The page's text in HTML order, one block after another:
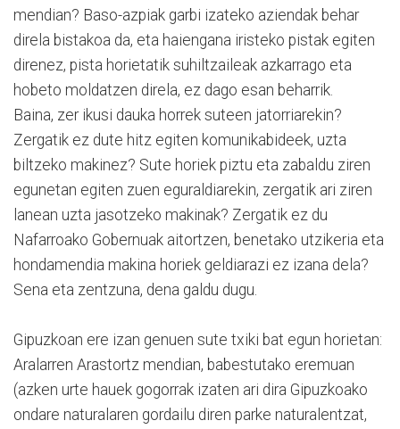
mendian? Baso-azpiak garbi izateko aziendak behar
direla bistakoa da, eta haiengana iristeko pistak egiten
direnez, pista horietatik suhiltzaileak azkarrago eta
hobeto moldatzen direla, ez dago esan beharrik.
Baina, zer ikusi dauka horrek suteen jatorriarekin?
Zergatik ez dute hitz egiten komunikabideek, uzta
biltzeko makinez? Sute horiek piztu eta zabaldu ziren
egunetan egiten zuen eguraldiarekin, zergatik ari ziren
lanean uzta jasotzeko makinak? Zergatik ez du
Nafarroako Gobernuak aitortzen, benetako utzikeria eta
hondamendia makina horiek geldiarazi ez izana dela?
Sena eta zentzuna, dena galdu dugu.
Gipuzkoan ere izan genuen sute txiki bat egun horietan:
Aralarren Arastortz mendian, babestutako eremuan
(azken urte hauek gogorrak izaten ari dira Gipuzkoako
ondare naturalaren gordailu diren parke naturalentzat,